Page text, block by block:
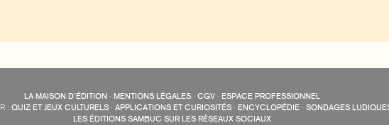
LA MAISON D’ÉDITION · MENTIONS LÉGALES· CGV· ESPACE PROFESSIONNEL
: QUIZ ET JEUX CULTURELS · APPLICATIONS ET CURIOSITÉS · ENCYCLOPÉDIE · SONDAGES
LES ÉDITIONS SAMBUC SUR LES RÉSEAUX SOCIAUX